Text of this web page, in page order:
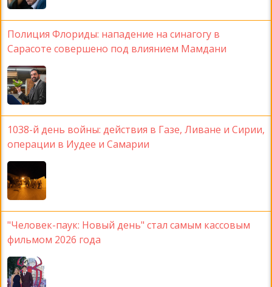
Полиция Флориды: нападение на синагогу в
Сарасоте совершено под влиянием Мамдани
1038-й день войны: действия в Газе, Ливане и Сирии,
операции в Иудее и Самарии
"Человек-паук: Новый день" стал самым кассовым
фильмом 2026 года